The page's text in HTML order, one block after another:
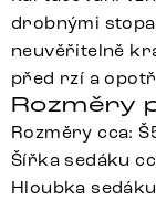
drobnými
neuvěřitelně
před rzí a
Rozměry
Rozměry cca:
Šířka sedáku
Hloubka